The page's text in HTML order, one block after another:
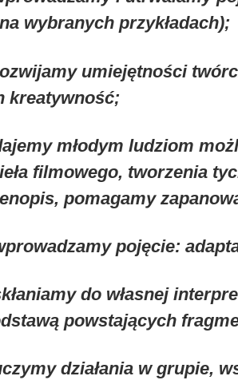
wybranych przykładach);
umiejętności
kreatywność;
młodym ludziom
filmowego, tworzenia
pomagamy
pojęcie:
do własnej
powstających
działania w grupie,